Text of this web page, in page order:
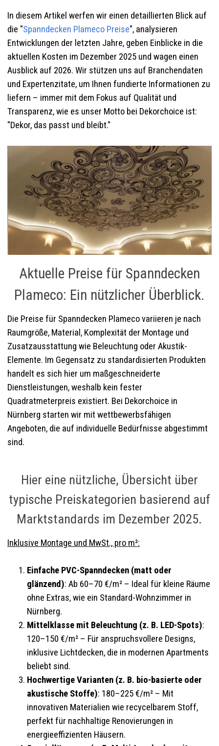
In diesem Artikel werfen wir einen detaillierten Blick auf
die "Spanndecken Plameco Preise", analysieren
Entwicklungen der letzten Jahre, geben Einblicke in die
aktuellen Kosten im Dezember 2025 und wagen einen
Ausblick auf 2026. Wir stützen uns auf Branchendaten
und Expertenzitate, um Ihnen fundierte Informationen zu
liefern – immer mit dem Fokus auf Qualität und
Transparenz, wie es unser Motto bei Dekorchoice ist:
"Dekor, das passt und bleibt."
Aktuelle Preise für Spanndecken
Plameco: Ein nützlicher Überblick.
Die Preise für Spanndecken Plameco variieren je nach
Raumgröße, Material, Komplexität der Montage und
Zusatzausstattung wie Beleuchtung oder Akustik-
Elemente. Im Gegensatz zu standardisierten Produkten
handelt es sich hier um maßgeschneiderte
Dienstleistungen, weshalb kein fester
Quadratmeterpreis existiert. Bei Dekorchoice in
Nürnberg starten wir mit wettbewerbsfähigen
Angeboten, die auf individuelle Bedürfnisse abgestimmt
sind.
Hier eine nützliche, Übersicht über
typische Preiskategorien basierend auf
Marktstandards im Dezember 2025.
Inklusive Montage und MwSt., pro m²:
Einfache PVC-Spanndecken (matt oder
glänzend): Ab 60–70 €/m² – Ideal für kleine Räume
ohne Extras, wie ein Standard-Wohnzimmer in
Nürnberg.
Mittelklasse mit Beleuchtung (z. B. LED-Spots):
120–150 €/m² – Für anspruchsvollere Designs,
inklusive Lichtdecken, die in modernen Apartments
beliebt sind.
Hochwertige Varianten (z. B. bio-basierte oder
akustische Stoffe): 180–225 €/m² – Mit
innovativen Materialien wie recycelbarem Stoff,
perfekt für nachhaltige Renovierungen in
energieeffizienten Häusern.